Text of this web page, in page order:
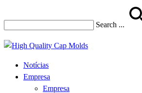
Search ...
Notícias
Empresa
Empresa